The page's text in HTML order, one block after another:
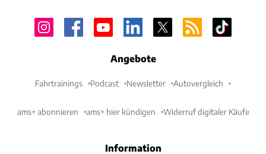
Angebote
Fahrtrainings Podcast Newsletter Autovergleich
ams+ abonnieren ams+ hier kündigen Widerruf digitaler Käufe
Information